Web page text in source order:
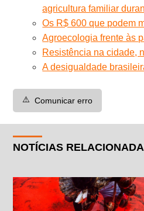
agricultura familiar
Os R$ 600 que podem
Agroecologia frente às
Resistência na cidade,
A desigualdade
⚠️ Comunicar erro
NOTÍCIAS